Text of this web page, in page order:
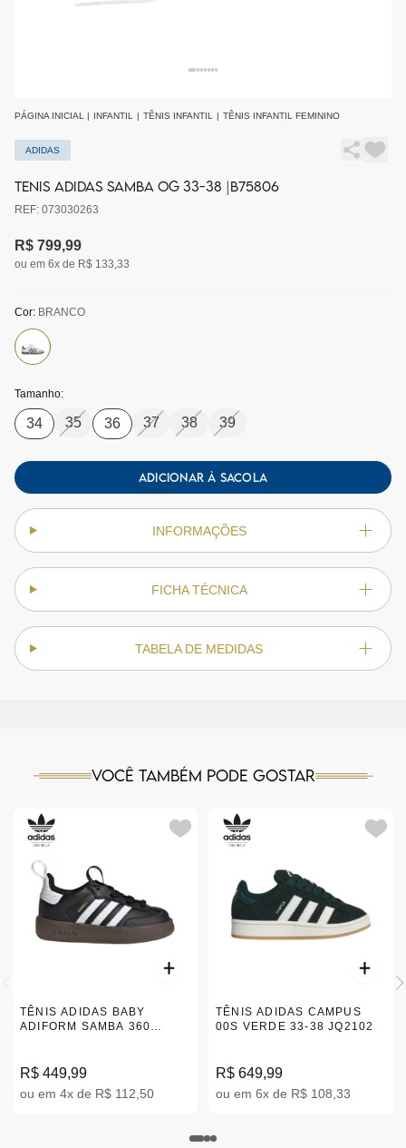
PÁGINA INICIAL | INFANTIL | TÊNIS INFANTIL | TÊNIS INFANTIL FEMININO
ADIDAS
TENIS ADIDAS SAMBA OG 33-38 |B75806
REF: 073030263
R$ 799,99
ou em 6x de R$ 133,33
Cor: BRANCO
Tamanho:
34 35 36 37 38 39
ADICIONAR À SACOLA
INFORMAÇÕES
FICHA TÉCNICA
TABELA DE MEDIDAS
Você também pode gostar
TÊNIS ADIDAS BABY
ADIFORM SAMBA 360
R$ 449,99
ou em 4x de R$ 112,50
TÊNIS ADIDAS CAMPUS
00S VERDE 33-38 JQ2102
R$ 649,99
ou em 6x de R$ 108,33